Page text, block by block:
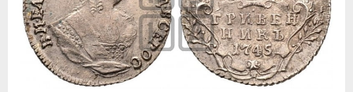
Для Пруссии
Ливонезы
Монетовидные
ПЕТР III 1762-1762